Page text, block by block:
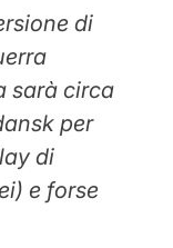
di
sarà circa
per
di
e forse